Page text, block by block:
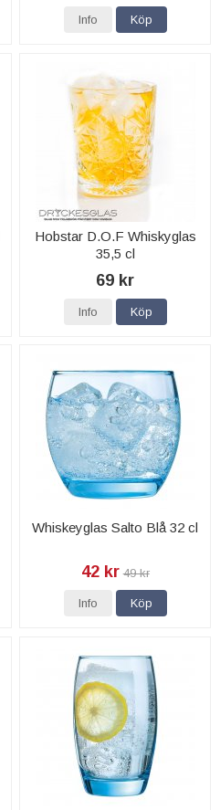
Info Köp
Hobstar D.O.F Whiskyglas
35,5 cl
69 kr
Info Köp
Whiskeyglas Salto Blå 32 cl
42 kr 49 kr
Info Köp